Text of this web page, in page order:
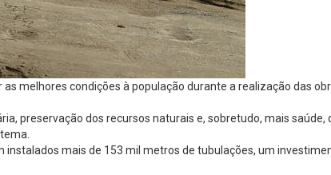
melhores condições à população durante a realização das
preservação dos recursos naturais e, sobretudo, mais saúde,
mais de 153 mil metros de tubulações, um